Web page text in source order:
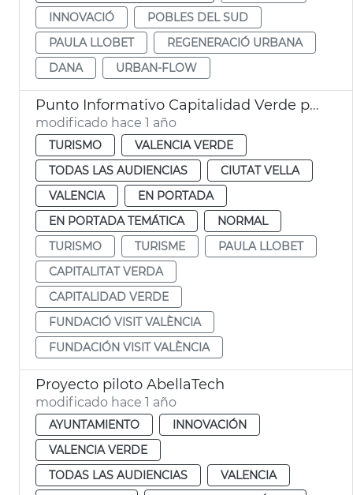
INNOVACIÓ
POBLES DEL SUD
PAULA LLOBET
REGENERACIÓ URBANA
DANA
URBAN-FLOW
Punto Informativo Capitalidad Verde plaza de la Reina
modificado hace 1 año
TURISMO
VALENCIA VERDE
TODAS LAS AUDIENCIAS
CIUTAT VELLA
VALENCIA
EN PORTADA
EN PORTADA TEMÁTICA
NORMAL
TURISMO
TURISME
PAULA LLOBET
CAPITALITAT VERDA
CAPITALIDAD VERDE
FUNDACIÓ VISIT VALÈNCIA
FUNDACIÓN VISIT VALÈNCIA
Proyecto piloto AbellaTech
modificado hace 1 año
AYUNTAMIENTO
INNOVACIÓN
VALENCIA VERDE
TODAS LAS AUDIENCIAS
VALENCIA